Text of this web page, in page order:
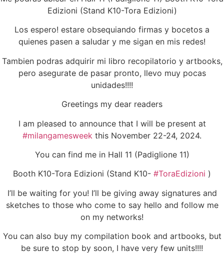
Edizioni (Stand K10-Tora Edizioni)
Los espero! estare obsequiando firmas y bocetos a
quienes pasen a saludar y me sigan en mis redes!
Tambien podras adquirir mi libro recopilatorio y artbooks,
pero asegurate de pasar pronto, llevo muy pocas
unidades!!!!
Greetings my dear readers
I am pleased to announce that I will be present at
#milangamesweek this November 22-24, 2024.
You can find me in Hall 11 (Padiglione 11)
Booth K10-Tora Edizioni (Stand K10- #ToraEdizioni )
I’ll be waiting for you! I’ll be giving away signatures and
sketches to those who come to say hello and follow me
on my networks!
You can also buy my compilation book and artbooks, but
be sure to stop by soon, I have very few units!!!!